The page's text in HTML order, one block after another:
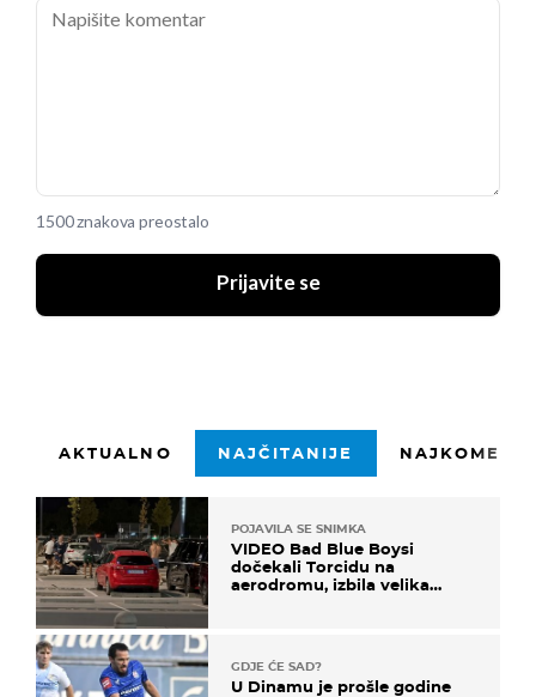
1500 znakova preostalo
Prijavite se
AKTUALNO NAJČITANIJE
POJAVILA SE SNIMKA
VIDEO Bad Blue Boysi
dočekali Torcidu na
aerodromu, izbila velika
GDJE ĆE SAD?
U Dinamu je prošle godine